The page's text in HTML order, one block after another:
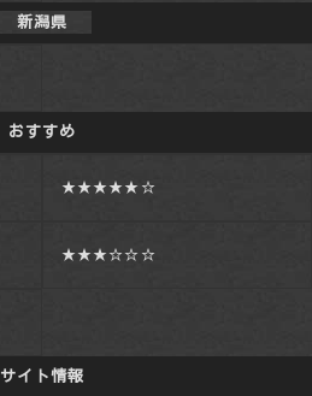
新潟県
おすすめ
★★★★★☆
★★★☆☆☆
サイト情報